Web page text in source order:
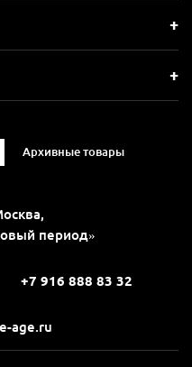
Архивные товары
период»
+7 916 888 83 32
age.ru